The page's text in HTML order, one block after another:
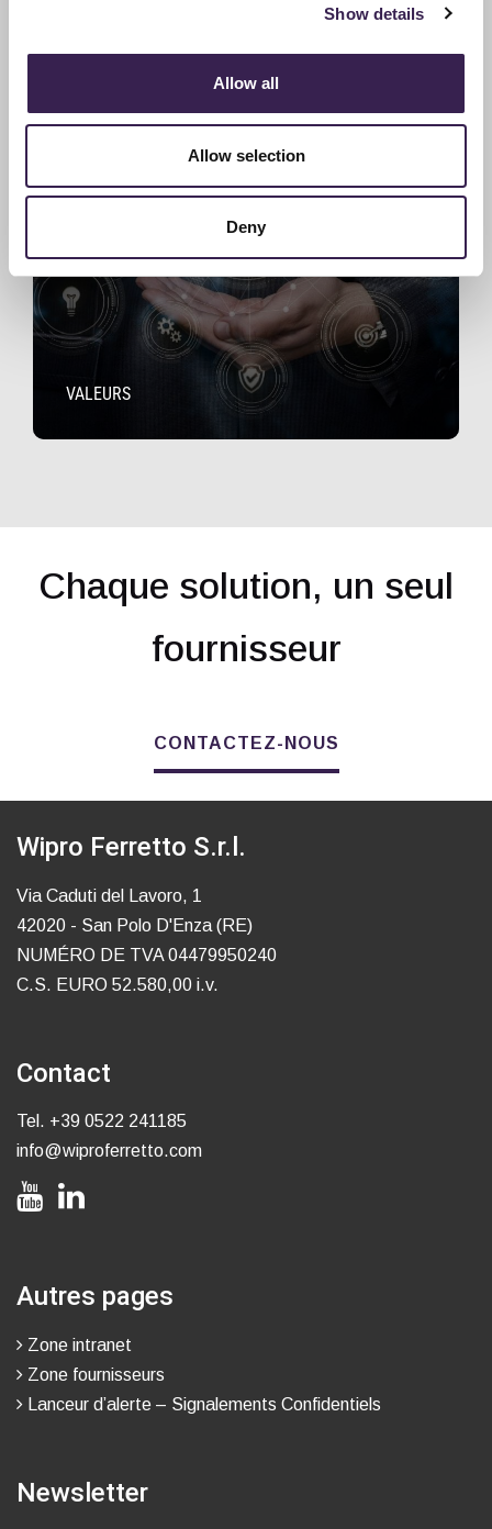
Show details
Allow all
Allow selection
Deny
VALEURS
Chaque solution, un seul
fournisseur
CONTACTEZ-NOUS
Wipro Ferretto S.r.l.
Via Caduti del Lavoro, 1
42020 - San Polo D'Enza (RE)
NUMÉRO DE TVA 04479950240
C.S. EURO 52.580,00 i.v.
Contact
Tel. +39 0522 241185
info@wiproferretto.com
Autres pages
Zone intranet
Zone fournisseurs
Lanceur d’alerte – Signalements Confidentiels
Newsletter